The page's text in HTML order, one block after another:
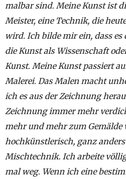
malbar sind. Meine Kunst ist
Meister, eine Technik, die
wird. Ich bilde mir ein, dass es
die Kunst als Wissenschaft
Kunst. Meine Kunst passiert
Malerei. Das Malen macht
ich es aus der Zeichnung
Zeichnung immer mehr
mehr und mehr zum Gemälde
hochkünstlerisch, ganz anders
Mischtechnik. Ich arbeite
mal weg. Wenn ich eine